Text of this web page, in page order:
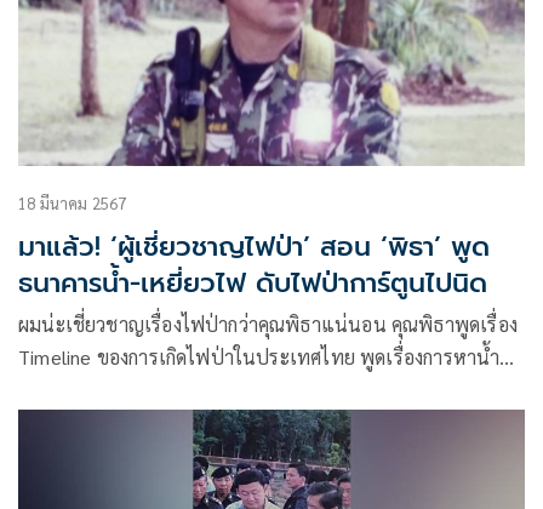
18 มีนาคม 2567
มาแล้ว! ‘ผู้เชี่ยวชาญไฟป่า’ สอน ‘พิธา’ พูด
ธนาคารน้ำ-เหยี่ยวไฟ ดับไฟป่าการ์ตูนไปนิด
ผมน่ะเชี่ยวชาญเรื่องไฟป่ากว่าคุณพิธาแน่นอน คุณพิธาพูดเรื่อง
Timeline ของการเกิดไฟป่าในประเทศไทย พูดเรื่องการหาน้ำ